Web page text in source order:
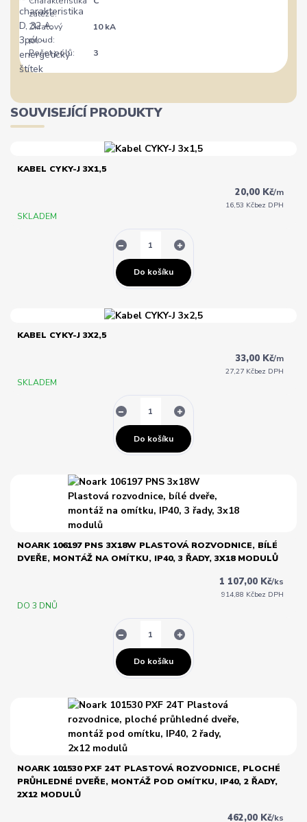
zátěže:
Zkratový
proud:
10 kA
Počet pólů: 3
SOUVISEJÍCÍ PRODUKTY
KABEL CYKY-J 3X1,5
20,00 Kč/m
16,53 Kčbez DPH
SKLADEM
Do košíku
KABEL CYKY-J 3X2,5
33,00 Kč/m
27,27 Kčbez DPH
SKLADEM
Do košíku
NOARK 106197 PNS 3X18W PLASTOVÁ ROZVODNICE, BÍLÉ
DVEŘE, MONTÁŽ NA OMÍTKU, IP40, 3 ŘADY, 3X18 MODULŮ
1 107,00 Kč/ks
914,88 Kčbez DPH
DO 3 DNŮ
Do košíku
NOARK 101530 PXF 24T PLASTOVÁ ROZVODNICE, PLOCHÉ
PRŮHLEDNÉ DVEŘE, MONTÁŽ POD OMÍTKU, IP40, 2 ŘADY,
2X12 MODULŮ
462,00 Kč/ks